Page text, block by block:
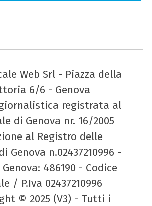
Web Srl - Piazza della
6/6 - Genova
registrata al
di Genova nr. 16/2005
al Registro delle
Genova n.02437210996 -
Genova: 486190 - Codice
/ P.Iva 02437210996
© 2025 (V3) - Tutti i